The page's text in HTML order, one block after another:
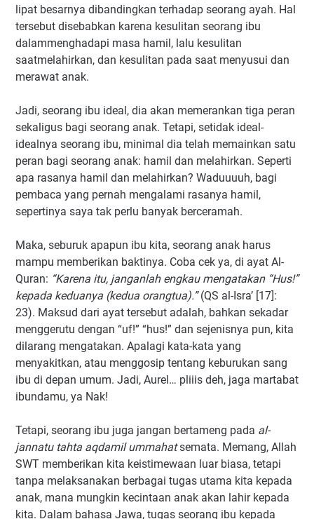
lipat besarnya dibandingkan terhadap seorang ayah. Hal
tersebut disebabkan karena kesulitan seorang ibu
dalammenghadapi masa hamil, lalu kesulitan
saatmelahirkan, dan kesulitan pada saat menyusui dan
merawat anak.
Jadi, seorang ibu ideal, dia akan memerankan tiga peran
sekaligus bagi seorang anak. Tetapi, setidak ideal-
idealnya seorang ibu, minimal dia telah memainkan satu
peran bagi seorang anak: hamil dan melahirkan. Seperti
apa rasanya hamil dan melahirkan? Waduuuuh, bagi
pembaca yang pernah mengalami rasanya hamil,
sepertinya saya tak perlu banyak berceramah.
Maka, seburuk apapun ibu kita, seorang anak harus
mampu memberikan baktinya. Coba cek ya, di ayat Al-
Quran: “Karena itu, janganlah engkau mengatakan “Hus!”
kepada keduanya (kedua orangtua).”(QS al-Isra’ [17]:
23). Maksud dari ayat tersebut adalah, bahkan sekadar
menggerutu dengan “uf!” “hus!” dan sejenisnya pun, kita
dilarang mengatakan. Apalagi kata-kata yang
menyakitkan, atau menggosip tentang keburukan sang
ibu di depan umum. Jadi, Aurel… pliiis deh, jaga martabat
ibundamu, ya Nak!
Tetapi, seorang ibu juga jangan bertameng pada al-
jannatu tahta aqdamil ummahatsemata. Memang, Allah
SWT memberikan kita keistimewaan luar biasa, tetapi
tanpa melaksanakan berbagai tugas utama kita kepada
anak, mana mungkin kecintaan anak akan lahir kepada
kita. Dalam bahasa Jawa, tugas seorang ibu kepada